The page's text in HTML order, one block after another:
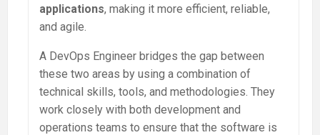
applications, making it more efficient, reliable,
and agile.
A DevOps Engineer bridges the gap between
these two areas by using a combination of
technical skills, tools, and methodologies. They
work closely with both development and
operations teams to ensure that the software is